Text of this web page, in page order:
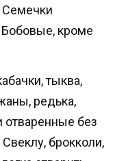
Семечки
кроме
тыква,
редька,
отваренные без
брокколи,